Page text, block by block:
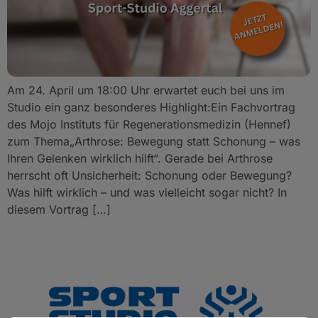
Am 24. April um 18:00 Uhr erwartet euch bei uns im
Studio ein ganz besonderes Highlight:Ein Fachvortrag
des Mojo Instituts für Regenerationsmedizin (Hennef)
zum Thema„Arthrose: Bewegung statt Schonung – was
Ihren Gelenken wirklich hilft“. Gerade bei Arthrose
herrscht oft Unsicherheit: Schonung oder Bewegung?
Was hilft wirklich – und was vielleicht sogar nicht? In
diesem Vortrag […]